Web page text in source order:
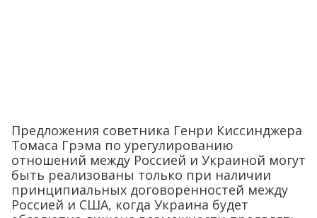
Предложения советника Генри Киссинджера
Томаса Грэма по урегулированию
отношений между Россией и Украиной могут
быть реализованы только при наличии
принципиальных договоренностей между
Россией и США, когда Украина будет